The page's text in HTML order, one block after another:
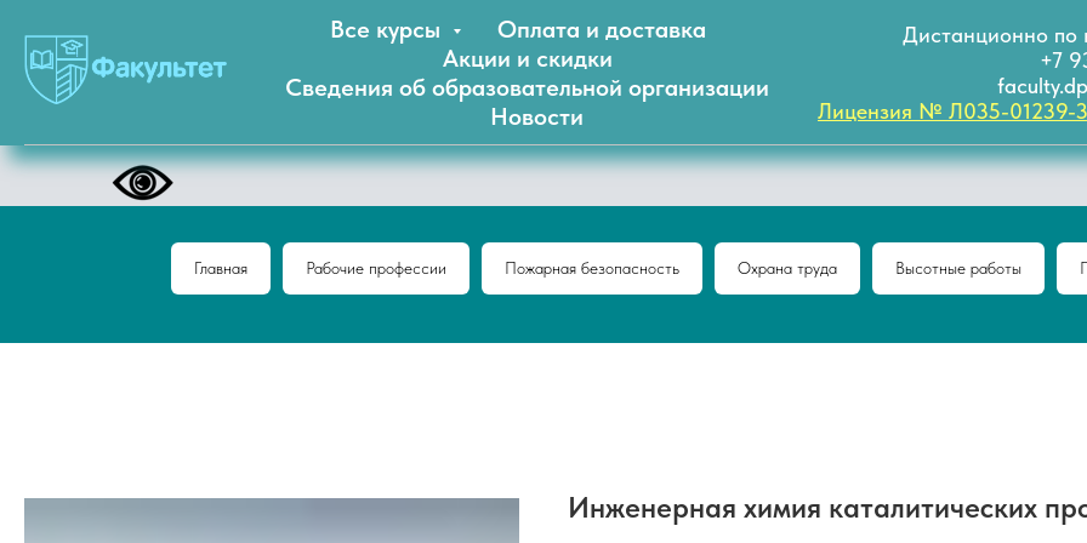
Все курсы
Оплата и доставка
Акции и скидки
Сведения об образовательной организации
Новости
Дистанционно по
+7
Лицензия № Л035-01239-
Главная Рабочие профессии Пожарная безопасность Охрана труда Высотные работы
Инженерная химия каталитических